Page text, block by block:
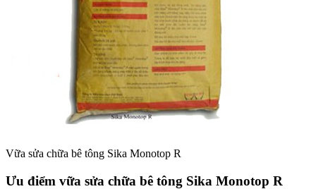
Vữa sửa chữa bê tông Sika Monotop R
Ưu điểm vữa sửa chữa bê tông Sika Monotop R